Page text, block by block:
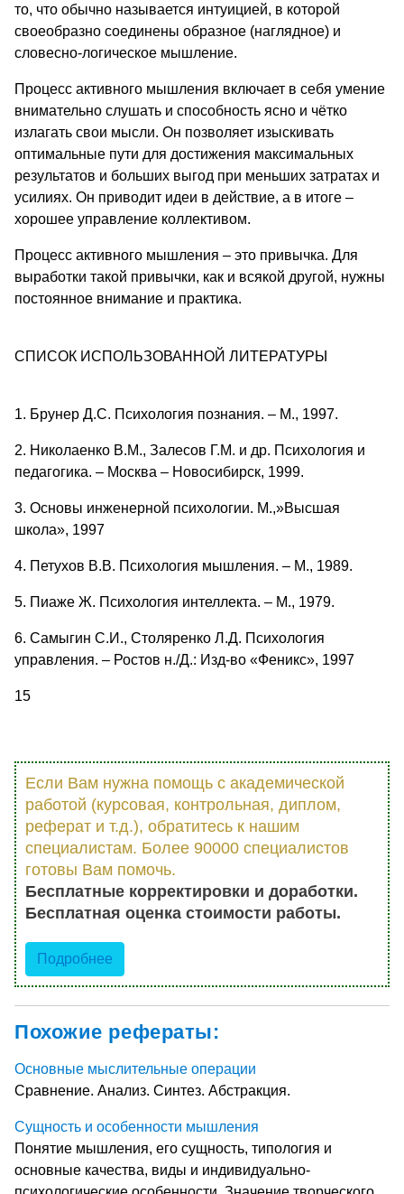
то, что обычно называется интуицией, в которой
своеобразно соединены образное (наглядное) и
словесно-логическое мышление.
Процесс активного мышления включает в себя умение
внимательно слушать и способность ясно и чётко
излагать свои мысли. Он позволяет изыскивать
оптимальные пути для достижения максимальных
результатов и больших выгод при меньших затратах и
усилиях. Он приводит идеи в действие, а в итоге –
хорошее управление коллективом.
Процесс активного мышления – это привычка. Для
выработки такой привычки, как и всякой другой, нужны
постоянное внимание и практика.
СПИСОК ИСПОЛЬЗОВАННОЙ ЛИТЕРАТУРЫ
1. Брунер Д.С. Психология познания. – М., 1997.
2. Николаенко В.М., Залесов Г.М. и др. Психология и
педагогика. – Москва – Новосибирск, 1999.
3. Основы инженерной психологии. М.,»Высшая
школа», 1997
4. Петухов В.В. Психология мышления. – М., 1989.
5. Пиаже Ж. Психология интеллекта. – М., 1979.
6. Самыгин С.И., Столяренко Л.Д. Психология
управления. – Ростов н./Д.: Изд-во «Феникс», 1997
15
Если Вам нужна помощь с академической
работой (курсовая, контрольная, диплом,
реферат и т.д.), обратитесь к нашим
специалистам. Более 90000 специалистов
готовы Вам помочь.
Бесплатные корректировки и доработки.
Бесплатная оценка стоимости работы.
Подробнее
Похожие рефераты:
Основные мыслительные операции
Сравнение. Анализ. Синтез. Абстракция.
Сущность и особенности мышления
Понятие мышления, его сущность, типология и
основные качества, виды и индивидуально-